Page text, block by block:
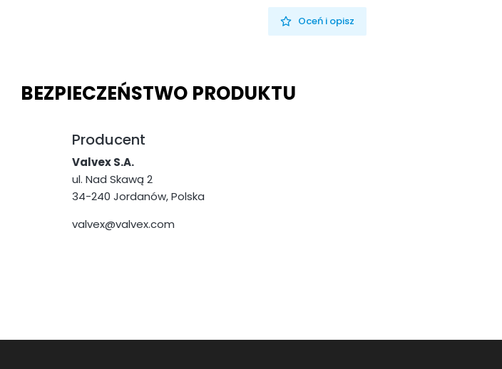
Oceń i opisz
BEZPIECZEŃSTWO PRODUKTU
Producent
Valvex S.A.
ul. Nad Skawą 2
34-240 Jordanów, Polska
valvex@valvex.com